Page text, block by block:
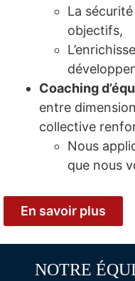
La
objectifs,
Coaching
entre
collective
Nous
que nous
En savoir plus
NOTRE